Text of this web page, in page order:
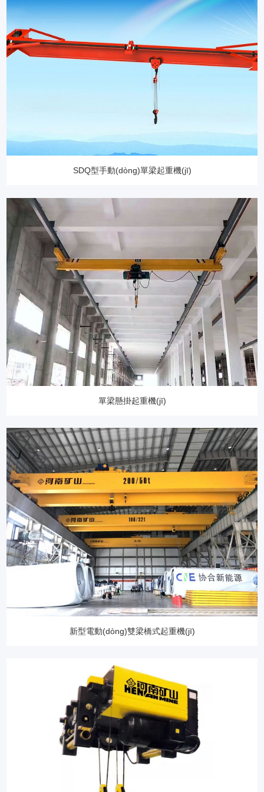
SDQ型手動(dòng)單梁起重機(jī)
單梁懸掛起重機(jī)
新型電動(dòng)雙梁橋式起重機(jī)